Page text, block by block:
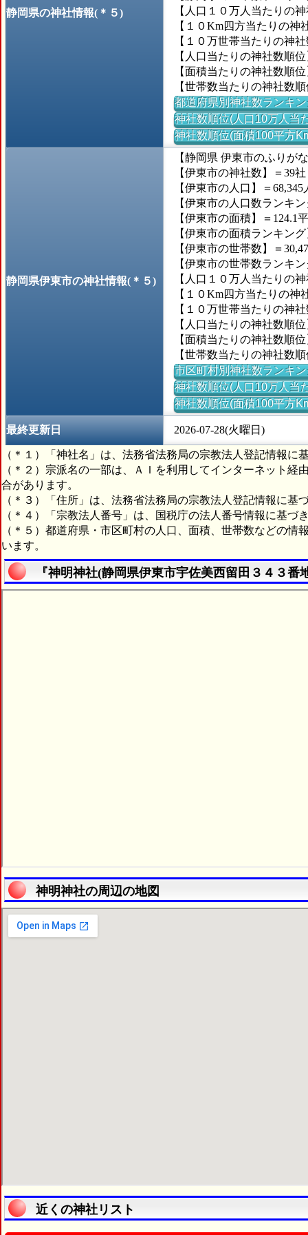
静岡県の神社情報(＊５)
【人口１０万人当たりの
【１０Km四方当たりの神
【１０万世帯当たりの神
【人口当たりの神社数順
【面積当たりの神社数順
【世帯数当たりの神社数
都道府県別神社数ランキ
神社数順位(人口10万人当
神社数順位(面積100平方
静岡県伊東市の神社情報(＊５)
【静岡県 伊東市のふりが
【伊東市の神社数】＝39社
【伊東市の人口】＝68,345
【伊東市の人口数ランキ
【伊東市の面積】＝124.1
【伊東市の面積ランキン
【伊東市の世帯数】＝
【伊東市の世帯数ランキ
【人口１０万人当たりの
【１０Km四方当たりの神
【１０万世帯当たりの神
【人口当たりの神社数順
【面積当たりの神社数順
【世帯数当たりの神社数
市区町村別神社数ランキ
神社数順位(人口10万人当
神社数順位(面積100平方
最終更新日 2026-07-28(火曜日)
（＊１）「神社名」は、法務省法務局の宗教法人登記情報に
（＊２）宗派名の一部は、ＡＩを利用してインターネット
合があります。
（＊３）「住所」は、法務省法務局の宗教法人登記情報に基
（＊４）「宗教法人番号」は、国税庁の法人番号情報に基づ
（＊５）都道府県・市区町村の人口、面積、世帯数などの
います。
『神明神社(静岡県伊東市宇佐美西留田３４３番
神明神社の周辺の地図
近くの神社リスト